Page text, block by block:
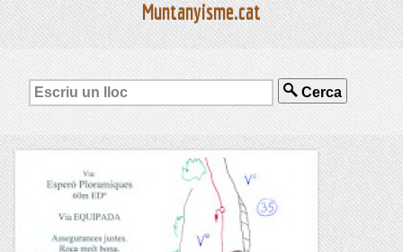
Muntanyisme.cat
Cerca